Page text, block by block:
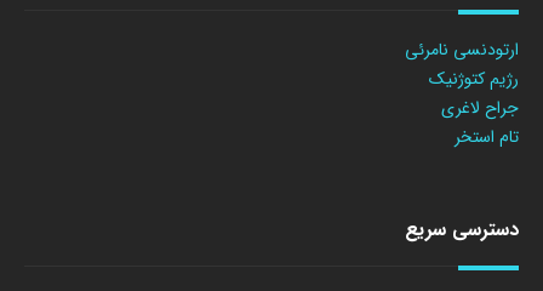
ارتودنسی نامرئی
رژیم کتوژنیک
جراح لاغری
تام استخر
دسترسی سریع